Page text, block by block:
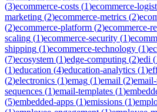
(3)ecommerce-costs (1)ecommerce-
marketing (2)ecommerce-metrics (2)
(2)ecommerce-platform (2)ecommerce-
scaling (1)ecommerce-security (1)
shipping (1)ecommerce-technology (1)
(7)ecosystem (1)edge-computing (2)edi (
(1)education (4)education-analytics (1)
(2)electronics (1)emag (1)email (2)
sequences (1)email-templates (1)
(5)embedded-apps (1)emissions (1)